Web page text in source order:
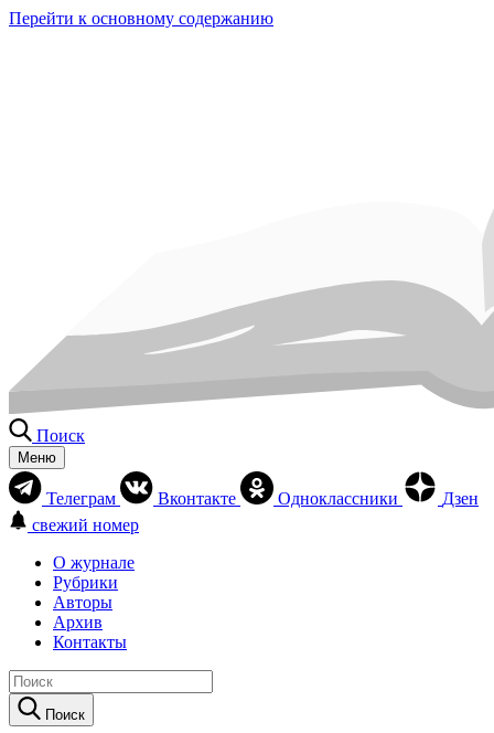
Перейти к основному содержанию
Поиск
Меню
Телеграм Вконтакте Одноклассники
Дзен
свежий номер
О журнале
Рубрики
Авторы
Архив
Контакты
Поиск